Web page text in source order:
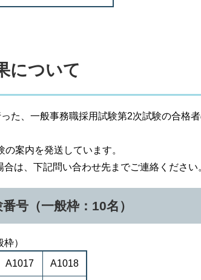
について
た、一般事務職採用試験第2次試験の合格
案内を発送しています。
は、下記問い合わせ先までご連絡ください
号（一般枠：10名）
）
A1017 A1018